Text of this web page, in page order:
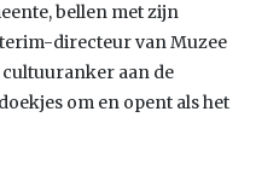
bellen met zijn
directeur van Muzee
aan de
om en opent als het